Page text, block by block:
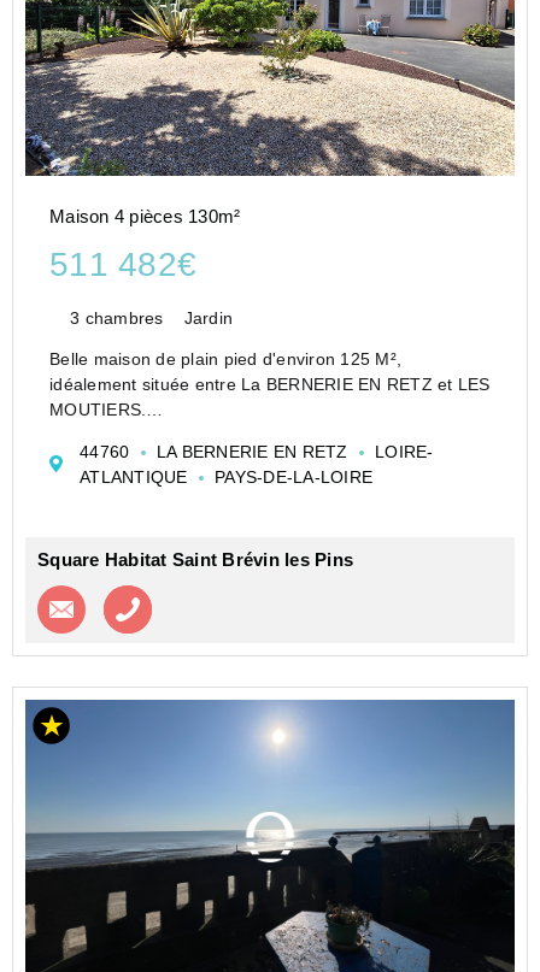
Maison 4 pièces 130m²
511 482€
3 chambres Jardin
Belle maison de plain pied d'environ 125 M²,
idéalement située entre La BERNERIE EN RETZ et LES
MOUTIERS.
cuisine aménagée et équipée, 3 chambres, 2 salles
d'eau, 2wc. Un garage.
44760 LA BERNERIE EN RETZ
LOIRE-
ATLANTIQUE
PAYS-DE-LA-LOIRE
Square Habitat Saint Brévin les Pins
Contacter l'agence